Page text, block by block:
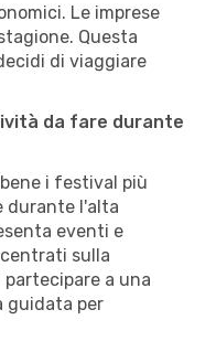
Le imprese
Questa
di viaggiare
da fare durante
i festival più
durante l'alta
eventi e
sulla
a una
guidata per